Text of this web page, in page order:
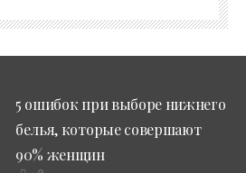
5 ошибок при выборе нижнего
белья, которые совершают
90% женщин